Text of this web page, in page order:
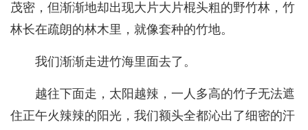
茂密，但渐渐地却出现大片大片棍头粗的野竹林，竹
林长在疏朗的林木里，就像套种的竹地。
我们渐渐走进竹海里面去了。
越往下面走，太阳越辣，一人多高的竹子无法遮
住正午火辣辣的阳光，我们额头全都沁出了细密的汗